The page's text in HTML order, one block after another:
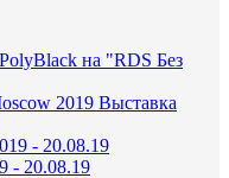
на "RDS Без
Выставка
20.08.19